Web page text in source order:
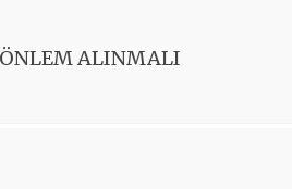
ALINMALI